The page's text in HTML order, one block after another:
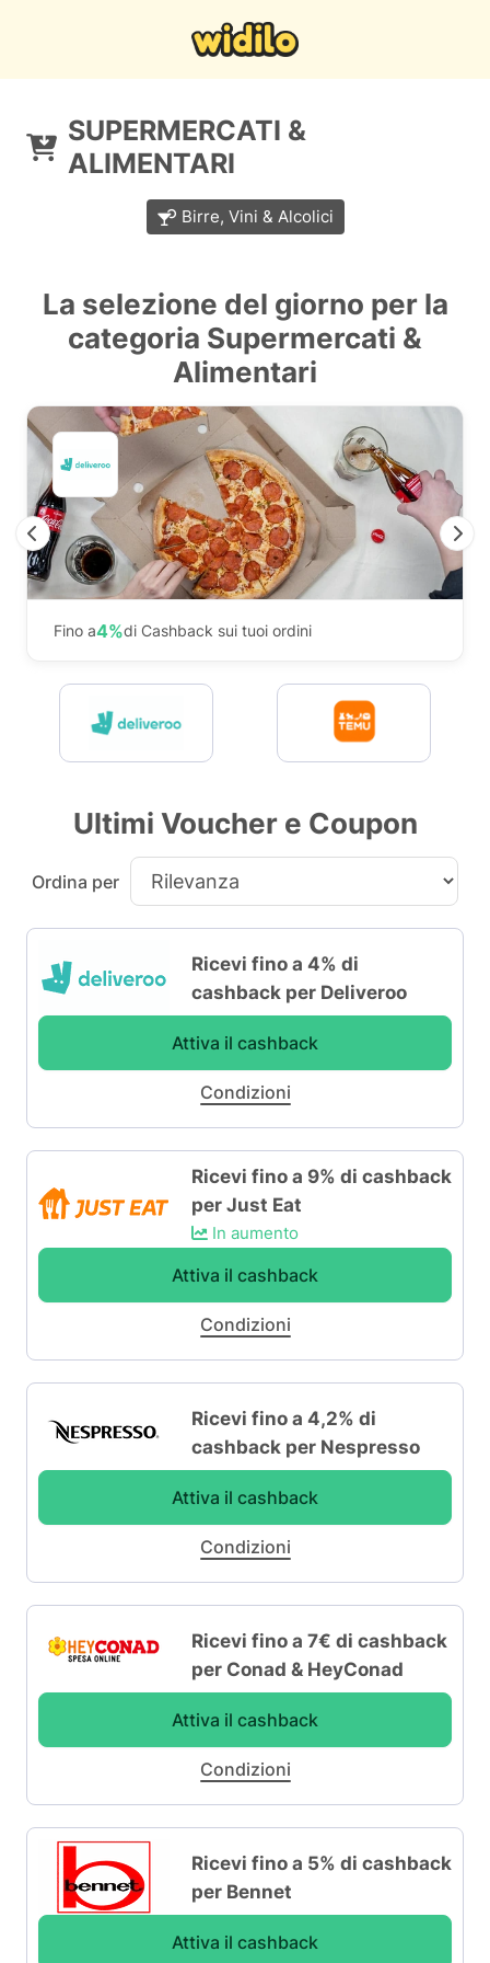
SUPERMERCATI &
ALIMENTARI
Birre, Vini & Alcolici
La selezione del giorno per la
categoria Supermercati &
Alimentari
Fino a4%di Cashback sui tuoi ordini
Previous
Ultimi Voucher e Coupon
Ordina per
Ricevi fino a 4% di
cashback per Deliveroo
Attiva il cashback
Condizioni
Ricevi fino a 9% di cashback
per Just Eat
In aumento
Attiva il cashback
Condizioni
Ricevi fino a 4,2% di
cashback per Nespresso
Attiva il cashback
Condizioni
Ricevi fino a 7€ di cashback
per Conad & HeyConad
Attiva il cashback
Condizioni
Ricevi fino a 5% di cashback
per Bennet
Attiva il cashback